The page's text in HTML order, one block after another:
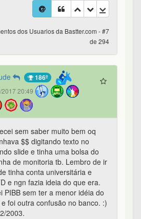
dos Usuarios da Bastter.com - #7
de 294
186º
20:49
sem saber muito bem oq
$$ digitando texto no
slide e tinha uma bolsa do
de monitoria tb. Lembro de ir
tinha conta universitária e
e ngn fazia ideia do que era.
PIBB sem ter a menor idéia do
foi outra confusão no banco. :)
2003.